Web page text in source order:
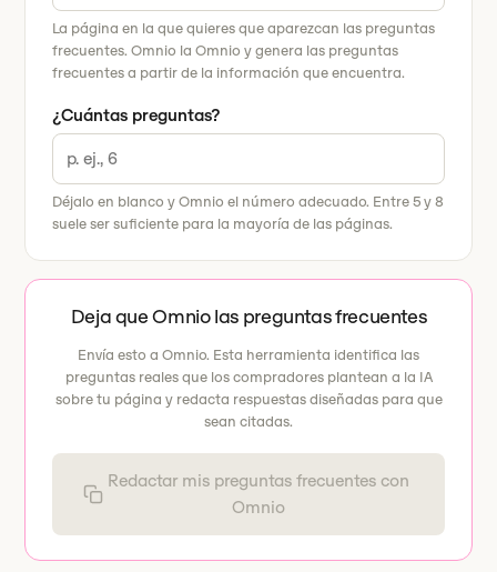
La página en la que quieres que aparezcan las preguntas
frecuentes. Omnio la Omnio y genera las preguntas
frecuentes a partir de la información que encuentra.
¿Cuántas preguntas?
Déjalo en blanco y Omnio el número adecuado. Entre 5 y 8
suele ser suficiente para la mayoría de las páginas.
Deja que Omnio las preguntas frecuentes
Envía esto a Omnio. Esta herramienta identifica las
preguntas reales que los compradores plantean a la IA
sobre tu página y redacta respuestas diseñadas para que
sean citadas.
Redactar mis preguntas frecuentes con
Omnio